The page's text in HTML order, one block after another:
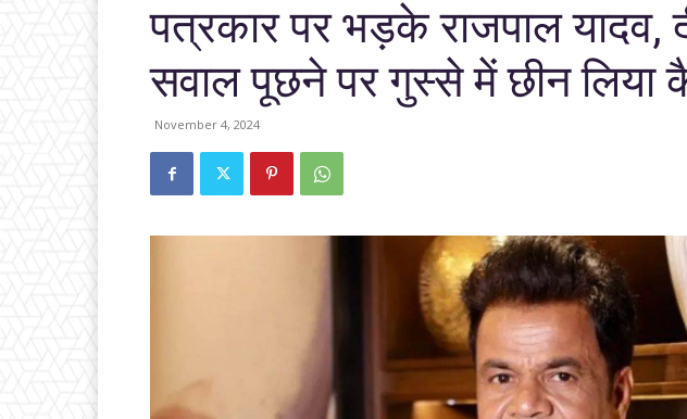
पत्रकार पर भड़के राजपाल यादव,
सवाल पूछने पर गुस्से में छीन लिया
November 4, 2024